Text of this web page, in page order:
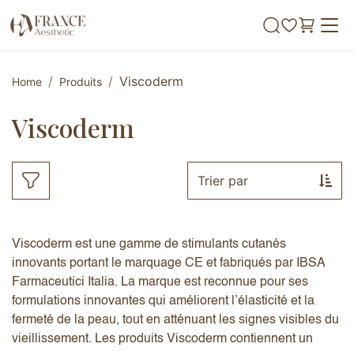
Home Produits Viscoderm
Viscoderm
Trier par
Viscoderm est une gamme de stimulants cutanés
innovants portant le marquage CE et fabriqués par IBSA
Farmaceutici Italia. La marque est reconnue pour ses
formulations innovantes qui améliorent l’élasticité et la
fermeté de la peau, tout en atténuant les signes visibles du
vieillissement. Les produits Viscoderm contiennent un